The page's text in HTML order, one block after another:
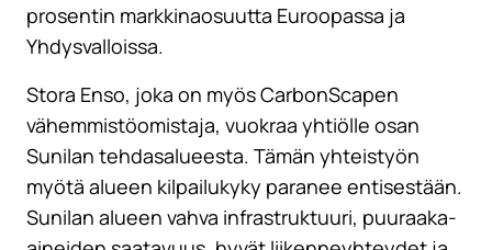
prosentin markkinaosuutta Euroopassa ja
Yhdysvalloissa.
Stora Enso, joka on myös CarbonScapen
vähemmistöomistaja, vuokraa yhtiölle osan
Sunilan tehdasalueesta. Tämän yhteistyön
myötä alueen kilpailukyky paranee entisestään.
Sunilan alueen vahva infrastruktuuri, puuraaka-